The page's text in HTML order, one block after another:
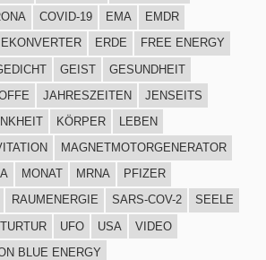
COVID-19 EMA
EMDR
ERDE
FREE ENERGY
GEIST
GESUNDHEIT
JAHRESZEITEN
JENSEITS
KÖRPER
LEBEN
MAGNETMOTORGENERATOR
MONAT MRNA
PFIZER
RAUMENERGIE SARS-COV-2
SEELE
TURTUR UFO USA
VIDEO
BLUE ENERGY